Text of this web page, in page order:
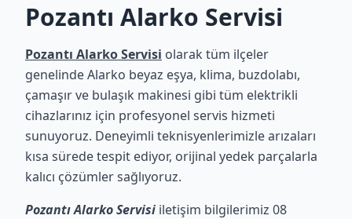
Pozantı Alarko Servisi
Pozantı Alarko Servisi olarak tüm ilçeler
genelinde Alarko beyaz eşya, klima, buzdolabı,
çamaşır ve bulaşık makinesi gibi tüm elektrikli
cihazlarınız için profesyonel servis hizmeti
sunuyoruz. Deneyimli teknisyenlerimizle arızaları
kısa sürede tespit ediyor, orijinal yedek parçalarla
kalıcı çözümler sağlıyoruz.
Pozantı Alarko Servisi iletişim bilgilerimiz 08